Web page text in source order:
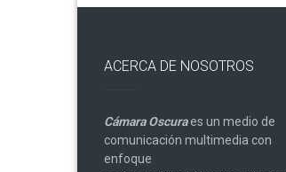
ACERCA DE NOSOTROS
Cámara Oscuraes un medio de
comunicación multimedia con
enfoque